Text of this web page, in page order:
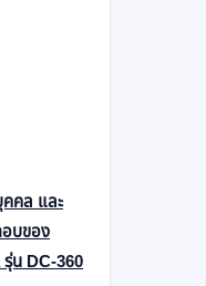
คคล และ
อบของ
รุ่น DC-360